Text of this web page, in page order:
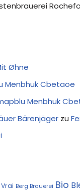
Øhne
Menbhuk Cbetaoe
Menbhuk
Bärenjäger zu
Berg Brauerei Bio